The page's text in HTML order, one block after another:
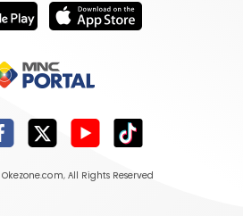
Okezone.com, All Rights Reserved